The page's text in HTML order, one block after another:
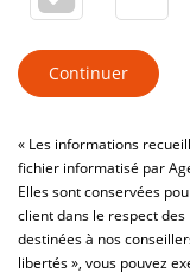
Continuer
« Les informations
fichier informatisé par
Elles sont conservées
client dans le respect
destinées à nos
libertés », vous pouvez